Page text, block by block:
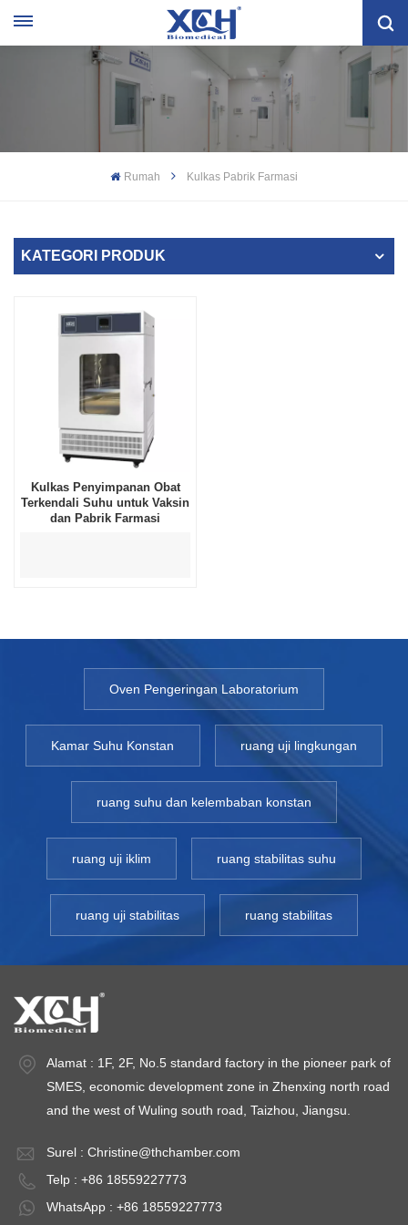
Rumah Kulkas Pabrik Farmasi
KATEGORI PRODUK
Kulkas Penyimpanan Obat
Terkendali Suhu untuk Vaksin
dan Pabrik Farmasi
Oven Pengeringan Laboratorium
Kamar Suhu Konstan ruang uji lingkungan
ruang suhu dan kelembaban konstan
ruang uji iklim ruang stabilitas suhu
ruang uji stabilitas ruang stabilitas
Alamat : 1F, 2F, No.5 standard factory in the pioneer park of
SMES, economic development zone in Zhenxing north road
and the west of Wuling south road, Taizhou, Jiangsu.
Surel : Christine@thchamber.com
Telp : +86 18559227773
WhatsApp : +86 18559227773